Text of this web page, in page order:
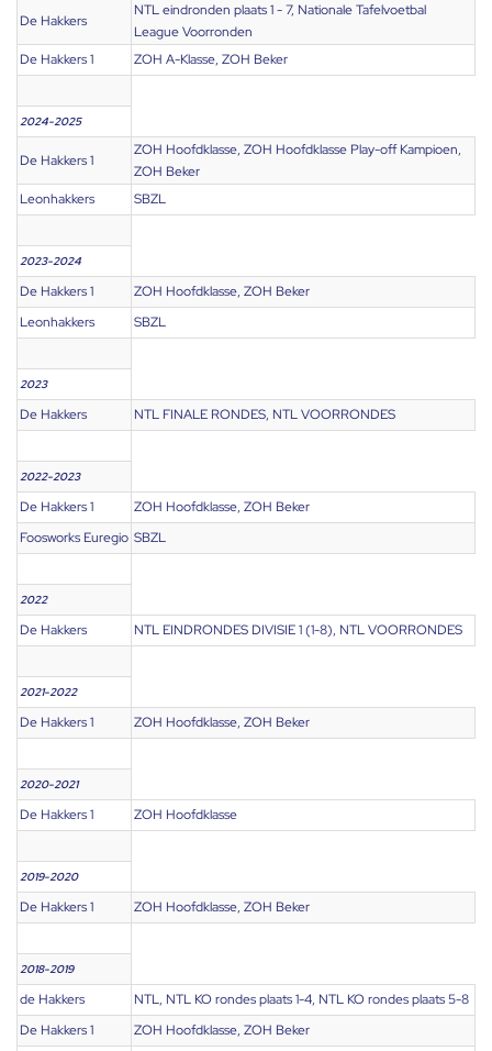
De Hakkers
NTL eindronden plaats 1 - 7, Nationale Tafelvoetbal
League Voorronden
De Hakkers 1
ZOH A-Klasse, ZOH Beker
2024-2025
De Hakkers 1
ZOH Hoofdklasse, ZOH Hoofdklasse Play-off Kampioen,
ZOH Beker
Leonhakkers
SBZL
2023-2024
De Hakkers 1
ZOH Hoofdklasse, ZOH Beker
Leonhakkers
SBZL
2023
De Hakkers NTL FINALE RONDES, NTL VOORRONDES
2022-2023
De Hakkers 1
ZOH Hoofdklasse, ZOH Beker
Foosworks Euregio SBZL
2022
De Hakkers NTL EINDRONDES DIVISIE 1 (1-8), NTL VOORRONDES
2021-2022
De Hakkers 1 ZOH Hoofdklasse, ZOH Beker
2020-2021
De Hakkers 1 ZOH Hoofdklasse
2019-2020
De Hakkers 1 ZOH Hoofdklasse, ZOH Beker
2018-2019
de Hakkers
NTL, NTL KO rondes plaats 1-4, NTL KO rondes plaats 5-8
De Hakkers 1
ZOH Hoofdklasse, ZOH Beker